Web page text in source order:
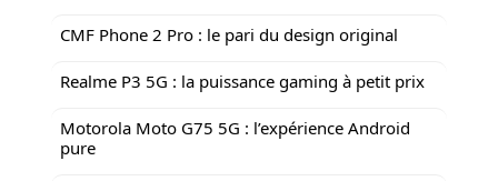
CMF Phone 2 Pro : le pari du design original
Realme P3 5G : la puissance gaming à petit prix
Motorola Moto G75 5G : l’expérience Android
pure